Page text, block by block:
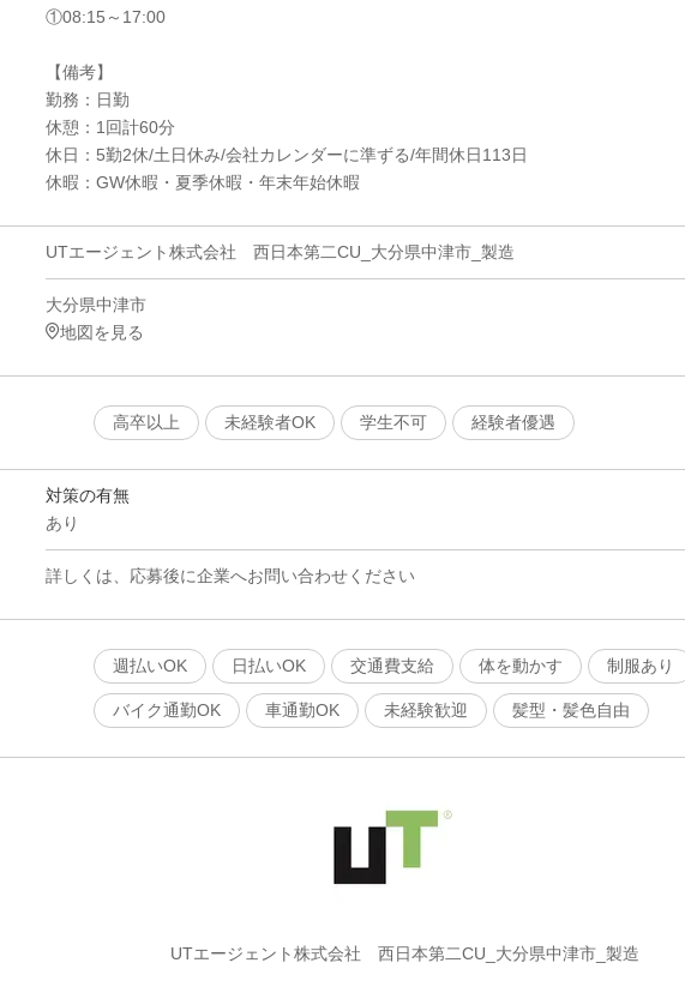
①08:15～17:00
【備考】
勤務：日勤
休憩：1回計60分
休日：5勤2休/土日休み/会社カレンダーに準ずる/年間休日113日
休暇：GW休暇・夏季休暇・年末年始休暇
UTエージェント株式会社 西日本第二CU_大分県中津市_製造
大分県中津市
地図を見る
高卒以上
未経験者OK 学生不可 経験者優遇
対策の有無
あり
詳しくは、応募後に企業へお問い合わせください
週払いOK
日払いOK 交通費支給 体を動かす 制服あり
バイク通勤OK 車通勤OK 未経験歓迎 髪型・髪色自由
UTエージェント株式会社 西日本第二CU_大分県中津市_製造